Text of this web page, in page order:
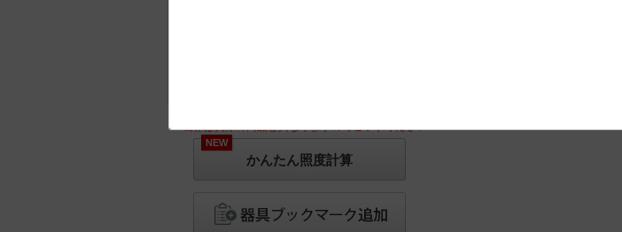
※画像は実際の商品と異なりますのでご了承ください
NEW
かんたん照度計算